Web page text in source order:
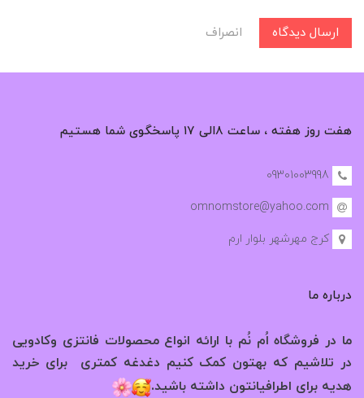
ارسال دیدگاه انصراف
هفت روز هفته ، ساعت ۸الی ۱۷ پاسخگوی شما هستیم
09301003998
omnomstore@yahoo.com
کرج مهرشهر بلوار ارم
درباره ما
ما در فروشگاه اُم نُم با ارائه انواع محصولات فانتزی وکادویی
در تلاشیم که بهتون کمک کنیم دغدغه کمتری برای خرید
هدیه برای اطرافیانتون داشته باشید.